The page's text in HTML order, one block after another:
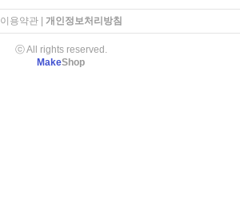
이용약관| 개인정보처리방침
ⓒ All rights reserved.
MakeShop